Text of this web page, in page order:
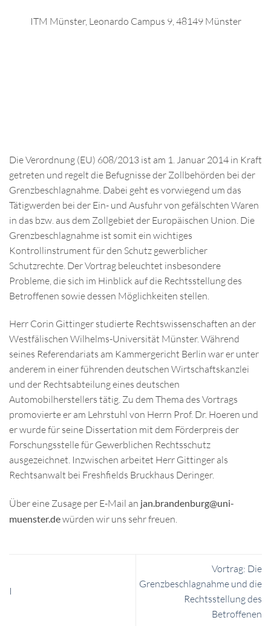
ITM Münster, Leonardo Campus 9, 48149 Münster
Die Verordnung (EU) 608/2013 ist am 1. Januar 2014 in Kraft
getreten und regelt die Befugnisse der Zollbehörden bei der
Grenzbeschlagnahme. Dabei geht es vorwiegend um das
Tätigwerden bei der Ein- und Ausfuhr von gefälschten Waren
in das bzw. aus dem Zollgebiet der Europäischen Union. Die
Grenzbeschlagnahme ist somit ein wichtiges
Kontrollinstrument für den Schutz gewerblicher
Schutzrechte. Der Vortrag beleuchtet insbesondere
Probleme, die sich im Hinblick auf die Rechtsstellung des
Betroffenen sowie dessen Möglichkeiten stellen.
Herr Corin Gittinger studierte Rechtswissenschaften an der
Westfälischen Wilhelms-Universität Münster. Während
seines Referendariats am Kammergericht Berlin war er unter
anderem in einer führenden deutschen Wirtschaftskanzlei
und der Rechtsabteilung eines deutschen
Automobilherstellers tätig. Zu dem Thema des Vortrags
promovierte er am Lehrstuhl von Herrn Prof. Dr. Hoeren und
er wurde für seine Dissertation mit dem Förderpreis der
Forschungsstelle für Gewerblichen Rechtsschutz
ausgezeichnet. Inzwischen arbeitet Herr Gittinger als
Rechtsanwalt bei Freshfields Bruckhaus Deringer.
Über eine Zusage per E-Mail an jan.brandenburg@uni-
muenster.dewürden wir uns sehr freuen.
I
Vortrag: Die
Grenzbeschlagnahme und die
Rechtsstellung des
Betroffenen